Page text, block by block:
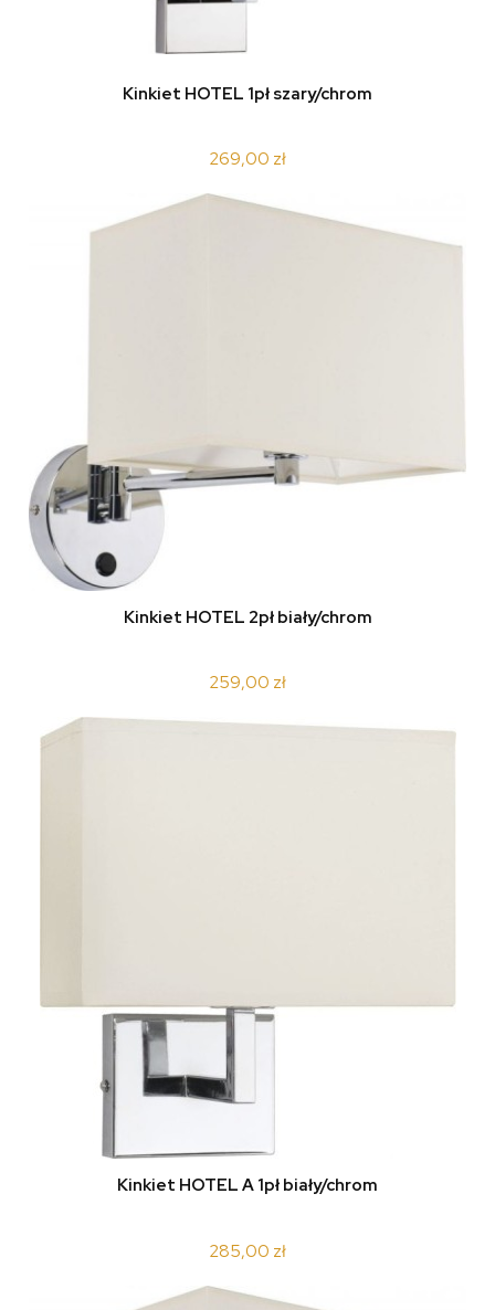
Kinkiet HOTEL 1pł szary/chrom
269,00 zł
Kinkiet HOTEL 2pł biały/chrom
259,00 zł
Kinkiet HOTEL A 1pł biały/chrom
285,00 zł